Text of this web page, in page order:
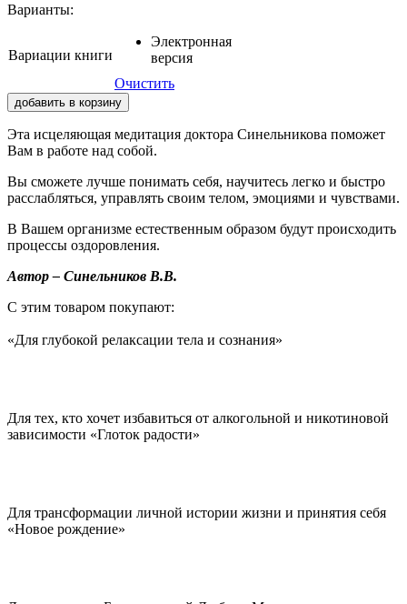
Варианты:
Вариации книги
Электронная
версия
Очистить
добавить в корзину
Эта исцеляющая медитация доктора Синельникова поможет
Вам в работе над собой.
Вы сможете лучше понимать себя, научитесь легко и быстро
расслабляться, управлять своим телом, эмоциями и чувствами.
В Вашем организме естественным образом будут происходить
процессы оздоровления.
Автор – Синельников В.В.
С этим товаром покупают:
«Для глубокой релаксации тела и сознания»
Для тех, кто хочет избавиться от алкогольной и никотиновой
зависимости «Глоток радости»
Для трансформации личной истории жизни и принятия себя
«Новое рождение»